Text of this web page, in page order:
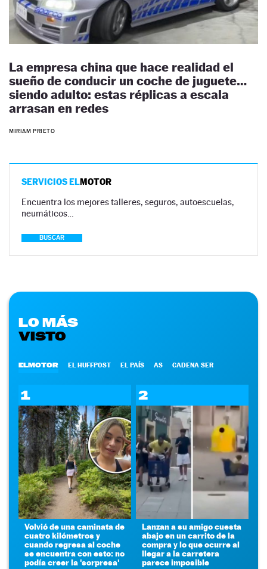
La empresa china que hace realidad el
sueño de conducir un coche de juguete…
siendo adulto: estas réplicas a escala
arrasan en redes
MIRIAM PRIETO
SERVICIOS ELMOTOR
Encuentra los mejores talleres, seguros, autoescuelas,
neumáticos…
BUSCAR
LO MÁS
VISTO
ELMOTOR EL HUFFPOST EL PAÍS AS CADENA SER
1
Volvió de una caminata de
cuatro kilómetros y
cuando regresa al coche
se encuentra con esto: no
podía creer la 'sorpresa'
2
Lanzan a su amigo cuesta
abajo en un carrito de la
compra y lo que ocurre al
llegar a la carretera
parece imposible